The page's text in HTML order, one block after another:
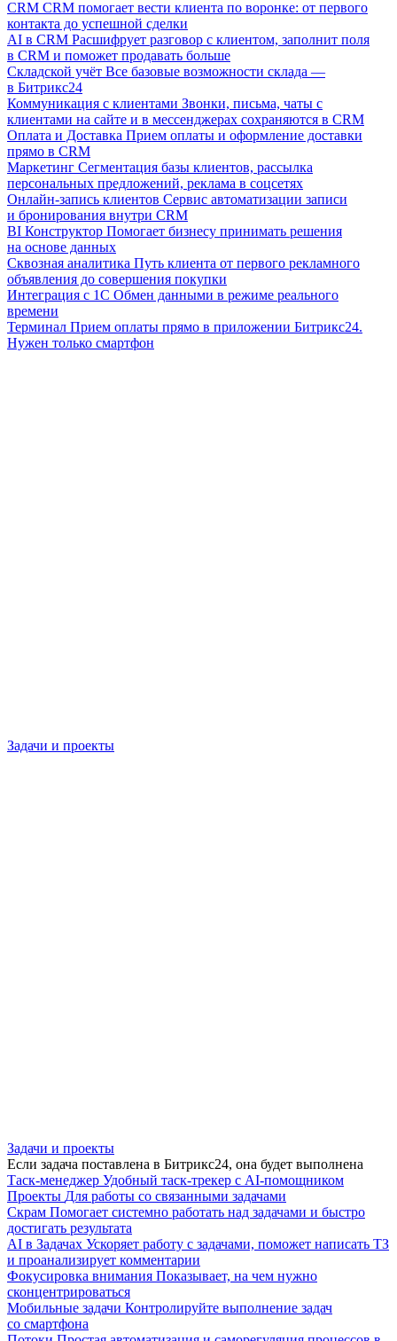
CRM CRM помогает вести клиента по воронке: от первого
контакта до успешной сделки
AI в CRM Расшифрует разговор с клиентом, заполнит поля
в CRM и поможет продавать больше
Складской учёт Все базовые возможности склада —
в Битрикс24
Коммуникация с клиентами Звонки, письма, чаты с
клиентами на сайте и в мессенджерах сохраняются в CRM
Оплата и Доставка Прием оплаты и оформление доставки
прямо в CRM
Маркетинг Сегментация базы клиентов, рассылка
персональных предложений, реклама в соцсетях
Онлайн-запись клиентов Сервис автоматизации записи
и бронирования внутри CRM
BI Конструктор Помогает бизнесу принимать решения
на основе данных
Сквозная аналитика Путь клиента от первого рекламного
объявления до совершения покупки
Интеграция с 1С Обмен данными в режиме реального
времени
Терминал Прием оплаты прямо в приложении Битрикс24.
Нужен только смартфон
Задачи и проекты
Задачи и проекты
Если задача поставлена в Битрикс24, она будет выполнена
Таск-менеджер Удобный таск-трекер с AI-помощником
Проекты Для работы со связанными задачами
Скрам Помогает системно работать над задачами и быстро
достигать результата
AI в Задачах Ускоряет работу с задачами, поможет написать ТЗ
и проанализирует комментарии
Фокусировка внимания Показывает, на чем нужно
сконцентрироваться
Мобильные задачи Контролируйте выполнение задач
со смартфона